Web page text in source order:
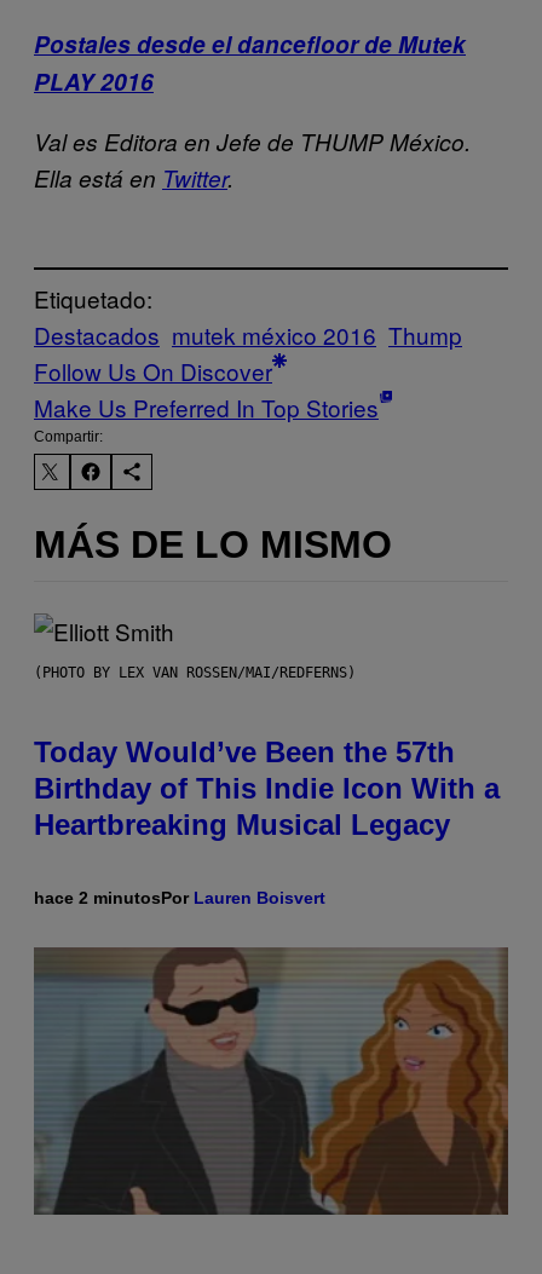
Postales desde el dancefloor de Mutek
PLAY2016
Val es Editora en Jefe de THUMP México.
Ella está en Twitter.
Etiquetado:
Destacados mutek méxico 2016 Thump
Follow Us On Discover
Make Us Preferred In Top Stories
Compartir:
MÁS DE LO MISMO
(PHOTO BY LEX VAN ROSSEN/MAI/REDFERNS)
Today Would’ve Been the 57th
Birthday of This Indie Icon With a
Heartbreaking Musical Legacy
hace 2 minutosPor Lauren Boisvert